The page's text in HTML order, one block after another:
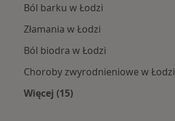
Ból barku w Łodzi
Złamania w Łodzi
Ból biodra w Łodzi
Choroby zwyrodnieniowe w Łodzi
Więcej (15)